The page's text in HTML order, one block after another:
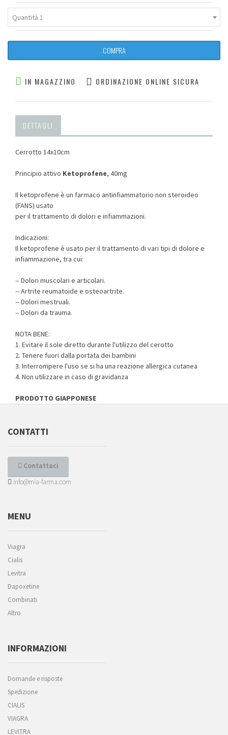
Quantità 1
COMPRA
IN MAGAZZINO ORDINAZIONE ONLINE SICURA
DETTAGLI
Cerrotto 14x10cm
Principio attivo Ketoprofene, 40mg
Il ketoprofene è un farmaco antinfiammatorio non steroideo
(FANS) usato
per il trattamento di dolori e infiammazioni.
Indicazioni:
Il ketoprofene è usato per il trattamento di vari tipi di dolore e
infiammazione, tra cui:
-- Dolori muscolari e articolari.
-- Artrite reumatoide e osteoartrite.
-- Dolori mestruali.
-- Dolori da trauma.
NOTA BENE:
1. Evitare il sole diretto durante l'utilizzo del cerotto
2. Tenere fuori dalla portata dei bambini
3. Interrompere l'uso se si ha una reazione allergica cutanea
4. Non utilizzare in caso di gravidanza
PRODOTTO GIAPPONESE
CONTATTI
Contattaci
info@mia-farma.com
MENU
Viagra
Cialis
Levitra
Dapoxetine
Combinati
Altro
INFORMAZIONI
Domande e risposte
Spedizione
CIALIS
VIAGRA
LEVITRA